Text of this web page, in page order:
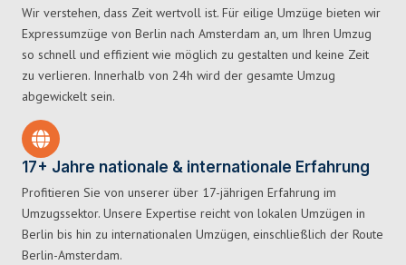
Wir verstehen, dass Zeit wertvoll ist. Für eilige Umzüge bieten wir
Expressumzüge von Berlin nach Amsterdam an, um Ihren Umzug
so schnell und effizient wie möglich zu gestalten und keine Zeit
zu verlieren. Innerhalb von 24h wird der gesamte Umzug
abgewickelt sein.
17+ Jahre nationale & internationale Erfahrung
Profitieren Sie von unserer über 17-jährigen Erfahrung im
Umzugssektor. Unsere Expertise reicht von lokalen Umzügen in
Berlin bis hin zu internationalen Umzügen, einschließlich der Route
Berlin-Amsterdam.